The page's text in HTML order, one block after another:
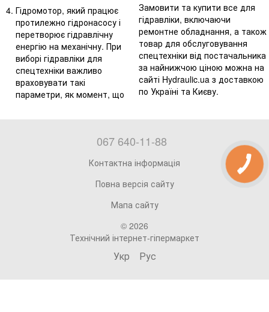
Гідромотор, який працює
протилежно гідронасосу і
перетворює гідравлічну
енергію на механічну. При
виборі гідравліки для
спецтехніки важливо
враховувати такі
параметри, як момент, що
Замовити та купити все для
гідравліки, включаючи
ремонтне обладнання, а також
товар для обслуговування
спецтехніки від постачальника
за найнижчою ціною можна на
сайті Hydraulic.ua з доставкою
по Україні та Києву.
067 640-11-88
Контактна інформація
Повна версія сайту
Мапа сайту
© 2026
Технічний інтернет-гіпермаркет
Укр Рус